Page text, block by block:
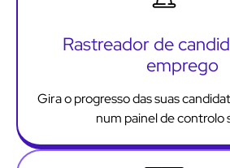
Rastreador de
emprego
Gira o progresso das suas
num painel de controlo